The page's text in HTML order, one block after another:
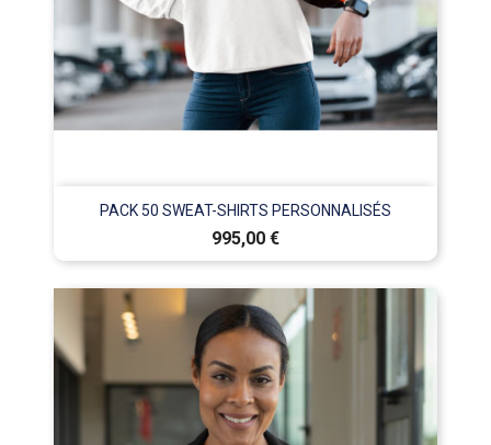
PACK 50 SWEAT-SHIRTS PERSONNALISÉS
Prix
995,00 €